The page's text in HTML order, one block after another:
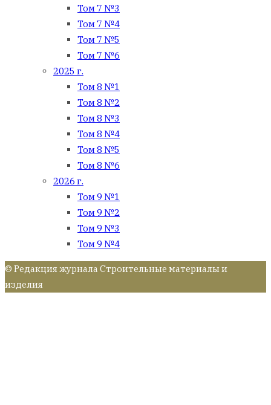
Том 7 №3
Том 7 №4
Том 7 №5
Том 7 №6
2025 г.
Том 8 №1
Том 8 №2
Том 8 №3
Том 8 №4
Том 8 №5
Том 8 №6
2026 г.
Том 9 №1
Том 9 №2
Том 9 №3
Том 9 №4
© Редакция журнала Строительные материалы и
изделия